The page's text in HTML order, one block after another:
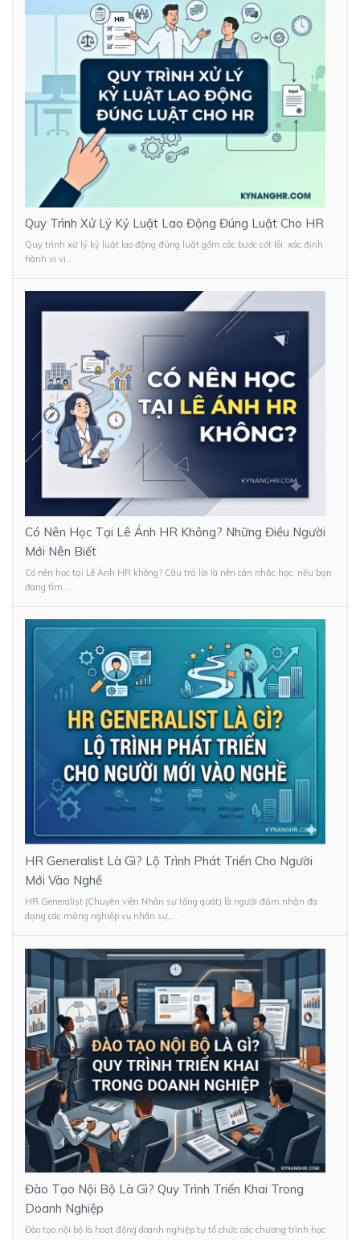
Quy Trình Xử Lý Kỷ Luật Lao Động Đúng Luật Cho HR
Quy trình xử lý kỷ luật lao động đúng luật gồm các bước cốt lõi: xác định
hành vi vi...
Có Nên Học Tại Lê Ánh HR Không? Những Điều Người
Mới Nên Biết
Có nên học tại Lê Ánh HR không? Câu trả lời là nên cân nhắc học, nếu bạn
đang tìm...
HR Generalist Là Gì? Lộ Trình Phát Triển Cho Người
Mới Vào Nghề
HR Generalist (Chuyên viên Nhân sự tổng quát) là người đảm nhận đa
dạng các mảng nghiệp vụ nhân sự,...
Đào Tạo Nội Bộ Là Gì? Quy Trình Triển Khai Trong
Doanh Nghiệp
Đào tạo nội bộ là hoạt động doanh nghiệp tự tổ chức các chương trình học